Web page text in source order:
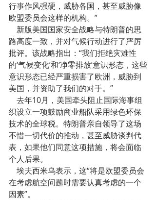
行事作风强硬，威胁各国，甚至威胁像
欧盟委员会这样的机构。”
新版美国国家安全战略与特朗普的思
路高度一致，并对气候行动进行了严厉
批评。该战略指出：“我们拒绝灾难性
的‘气候变化’和‘净零排放’意识形态，这些
意识形态已经严重损害了欧洲，威胁到
美国，并资助了我们的对手。”
去年10月，美国牵头阻止国际海事组
织设立一项鼓励商业船队采用绿色环保
技术的全球税。特朗普亲自领导了这场
不惜一切代价的推动，甚至威胁谈判代
表，如果他们同意这项措施，将会面临
个人后果。
埃夫西米乌表示，这“将是欧盟委员会
在考虑航空问题时需要认真考虑的一个
因素”。